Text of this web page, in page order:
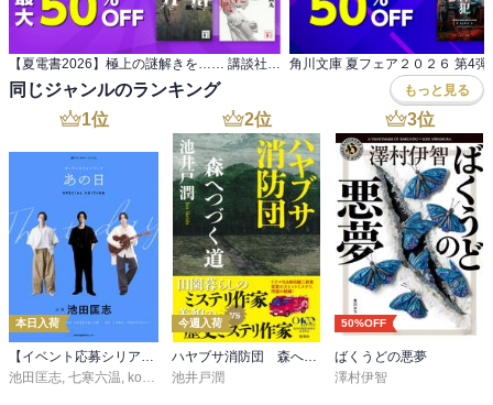
●大根奇聞…里美の恩師から聞かされた200年前の小さな謎。盗んだ
ら打ち首の大根を盗んだ老婆は、何故刑を免れたのか？
石岡くん、電話一本で真相を解明してみせた御手洗のお手並みにま
たしても茫然とするの巻。
●最後のディナー…里美に半ば脅されて、嫌々ながらも英会話教室に
通うことになった私。一番難易度の低い(！)クラスで出会った老人と
親交を深める私と里美は彼にディナーに招待されるが、その席で老
人は「神を見た！」と奇妙な言葉を吐き、その3日後、何者かに殺害
されてしまう。彼は何故、好きでもない英語を学んだのか。彼が見
た神の正体とは？
石岡くん、「ぼくは無理だよー、英語なんてもうぜーんぜん喋れな
いもの、からっきし、ひとっことも駄目」の巻。
【夏電書2026】極上の謎解きを…… 講談社 真夏のミステリーフェア
同じジャンルのランキング もっと見る
1位
本日入荷
【イベント応募シリアルコード付】池田匡志出演・オーディオフォトブック「あの日」SPECIAL EDITION（音声／動画付）
池田匡志, 七寒六温, konoko58 ,村崎キコ
2位
今週入荷
ハヤブサ消防団 森へつづく道
池井戸潤
3位
50%OFF
ばくうどの悪夢
澤村伊智